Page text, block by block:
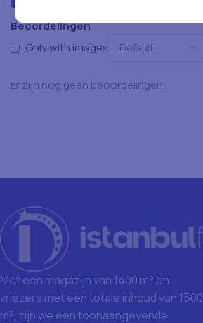
Beoordelingen
Only with images
Er zijn nog geen beoordelingen.
Met een magazijn van 1400 m² en
vriezers met een totale inhoud van 1500
m³, zijn we een toonaangevende